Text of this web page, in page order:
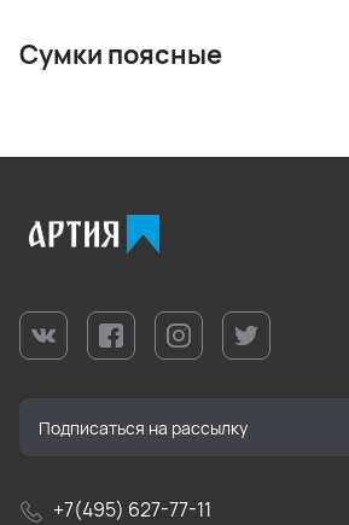
Сумки поясные
+7(495) 627-77-11